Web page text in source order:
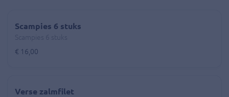
Scampies 6 stuks
€ 16,00
Verse zalmfilet